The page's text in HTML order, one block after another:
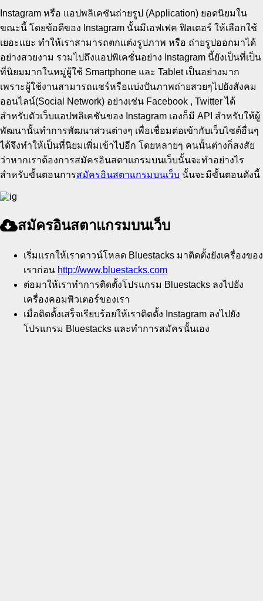
Instagram หรือ แอปพลิเคชันถ่ายรูป (Application) ยอดนิยมใน
ขณะนี้ โดยข้อดีของ Instagram นั้นมีเอฟเฟค ฟิลเตอร์ ให้เลือกใช้
เยอะแยะ ทำให้เราสามารถตกแต่งรูปภาพ หรือ ถ่ายรูปออกมาได้
อย่างสวยงาม รวมไปถึงแอปพิเคชั่นอย่าง Instagram นี้ยังเป็นที่เป็น
ที่นิยมมากในหมู่ผู้ใช้ Smartphone และ Tablet เป็นอย่างมาก
เพราะผู้ใช้งานสามารถแชร์หรือแบ่งปันภาพถ่ายสวยๆไปยังสังคม
ออนไลน์(Social Network) อย่างเช่น Facebook , Twitter ได้
สำหรับตัวเว็บแอปพลิเคชันของ Instagram เองก็มี API สำหรับให้ผู้
พัฒนานั้นทำการพัฒนาส่วนต่างๆ เพื่อเชื่อมต่อเข้ากับเว็บไซต์อื่นๆ
ได้จึงทำให้เป็นที่นิยมเพิ่มเข้าไปอีก โดยหลายๆ คนนั้นต่างก็สงสัย
ว่าหากเราต้องการสมัครอินสตาแกรมบนเว็บนั้นจะทำอย่างไร
สำหรับขั้นตอนการสมัครอินสตาแกรมบนเว็บ นั้นจะมีขั้นตอนดังนี้
สมัครอินสตาแกรมบนเว็บ
เริ่มแรกให้เราดาวน์โหลด Bluestacks มาติดตั้งยังเครื่องของ
เราก่อน http://www.bluestacks.com
ต่อมาให้เราทำการติดตั้งโปรแกรม Bluestacks ลงไปยัง
เครื่องคอมพิวเตอร์ของเรา
เมื่อติดตั้งเสร็จเรียบร้อยให้เราติดตั้ง Instagram ลงไปยัง
โปรแกรม Bluestacks และทำการสมัครนั้นเอง